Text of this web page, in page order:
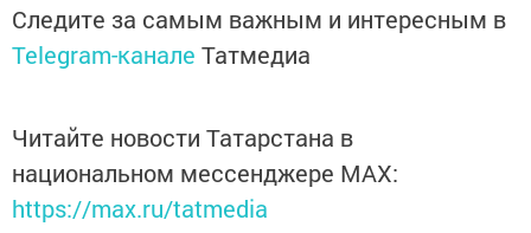
Следите за самым важным и интересным в
Telegram-канале Татмедиа
Читайте новости Татарстана в
национальном мессенджере MАХ:
https://max.ru/tatmedia